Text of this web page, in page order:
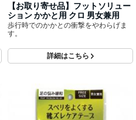
【お取り寄せ品】フットソリュー
ション かかと用 クロ 男女兼用
歩行時でのかかとの衝撃をやわらげま
す。
詳細はこちら